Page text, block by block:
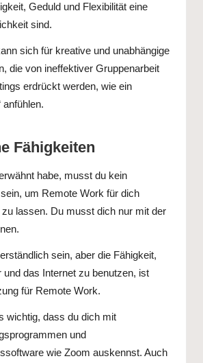
Geduld und Flexibilität eine
sind.
sich für kreative und unabhängige
die von ineffektiver Gruppenarbeit
erdrückt werden, wie ein
anfühlen.
Fähigkeiten
habe, musst du kein
um Remote Work für dich
zu lassen. Du musst dich nur mit der
sein, aber die Fähigkeit,
und das Internet zu benutzen, ist
für Remote Work.
wichtig, dass du dich mit
und
wie Zoom auskennst. Auch